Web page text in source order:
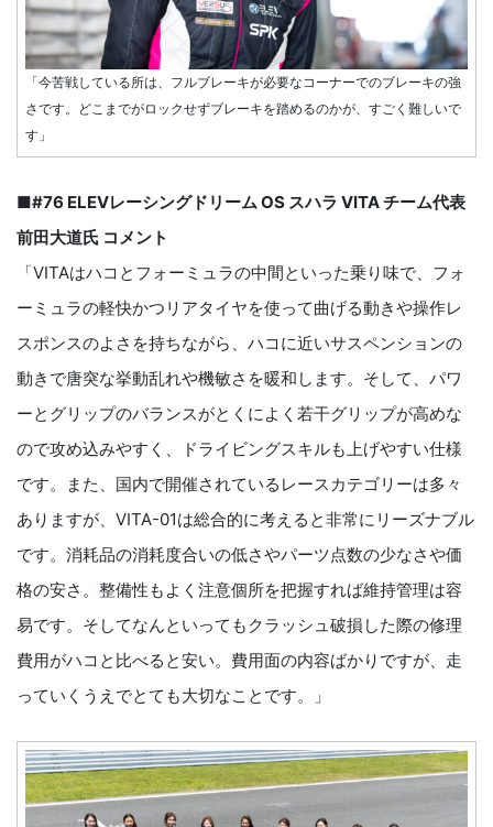
「今苦戦している所は、フルブレーキが必要なコーナーでのブレーキの強
さです。どこまでがロックせずブレーキを踏めるのかが、すごく難しいで
す」
■#76 ELEVレーシングドリーム OS スハラ VITA チーム代表
前田大道氏 コメント
「VITAはハコとフォーミュラの中間といった乗り味で、フォ
ーミュラの軽快かつリアタイヤを使って曲げる動きや操作レ
スポンスのよさを持ちながら、ハコに近いサスペンションの
動きで唐突な挙動乱れや機敏さを暖和します。そして、パワ
ーとグリップのバランスがとくによく若干グリップが高めな
ので攻め込みやすく、ドライビングスキルも上げやすい仕様
です。また、国内で開催されているレースカテゴリーは多々
ありますが、VITA-01は総合的に考えると非常にリーズナブル
です。消耗品の消耗度合いの低さやパーツ点数の少なさや価
格の安さ。整備性もよく注意個所を把握すれば維持管理は容
易です。そしてなんといってもクラッシュ破損した際の修理
費用がハコと比べると安い。費用面の内容ばかりですが、走
っていくうえでとても大切なことです。」